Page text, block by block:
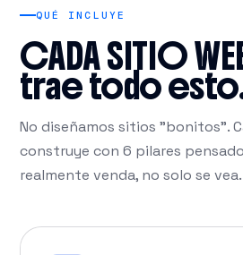
QUÉ INCLUYE
CADA SITIO
trae todo
No diseñamos sitios "bonitos".
construye con 6 pilares
realmente venda, no solo se vea.